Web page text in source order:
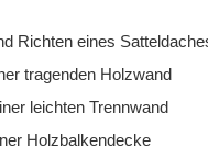
Richten eines
tragenden Holzwand
leichten Trennwand
Holzbalkendecke